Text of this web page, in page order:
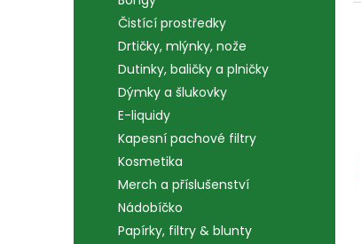
Čistící prostředky
Drtičky, mlýnky, nože
Dutinky, baličky a plničky
Dýmky a šlukovky
E-liquidy
Kapesní pachové filtry
Kosmetika
Merch a příslušenství
Nádobíčko
Papírky, filtry & blunty